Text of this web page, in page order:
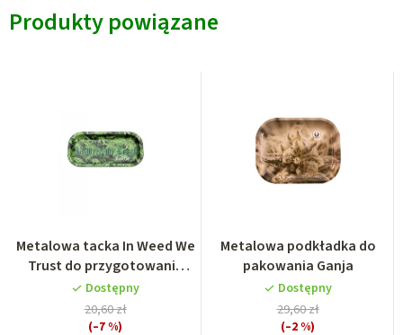
Produkty powiązane
Metalowa tacka In Weed We
Trust do przygotowania
mieszanek ziołowych
Dostępny
20,60 zł
(–7 %)
Metalowa podkładka do
pakowania Ganja
Dostępny
29,60 zł
(–2 %)